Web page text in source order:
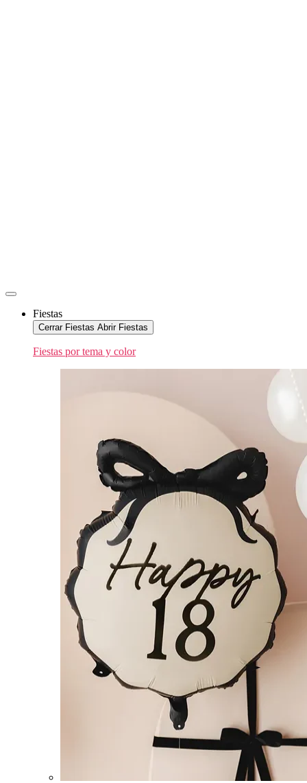
Fiestas
Cerrar Fiestas Abrir Fiestas
Fiestas por tema y color